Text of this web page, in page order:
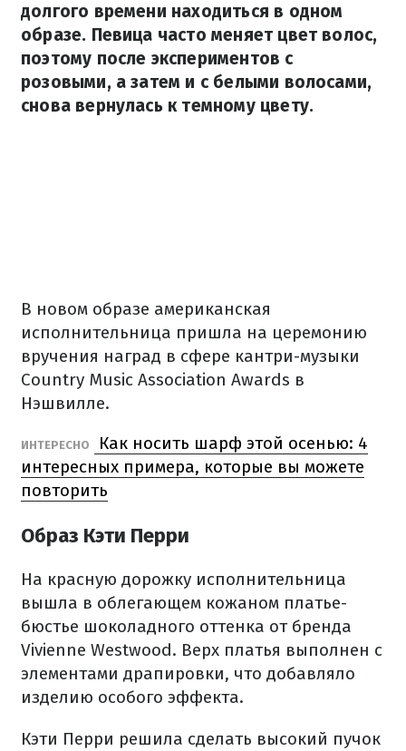
долгого времени находиться в одном
образе. Певица часто меняет цвет волос,
поэтому после экспериментов с
розовыми, а затем и с белыми волосами,
снова вернулась к темному цвету.
В новом образе американская
исполнительница пришла на церемонию
вручения наград в сфере кантри-музыки
Country Music Association Awards в
Нэшвилле.
ИНТЕРЕСНО
Как носить шарф этой осенью: 4
интересных примера, которые вы можете
повторить
Образ Кэти Перри
На красную дорожку исполнительница
вышла в облегающем кожаном платье-
бюстье шоколадного оттенка от бренда
Vivienne Westwood. Верх платья выполнен с
элементами драпировки, что добавляло
изделию особого эффекта.
Кэти Перри решила сделать высокий пучок